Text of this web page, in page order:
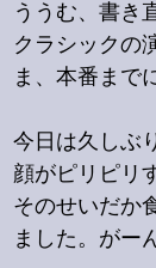
ううむ、書き
クラシックの
ま、本番まで
今日は久しぶ
顔がピリピリ
そのせいだか
ました。がー